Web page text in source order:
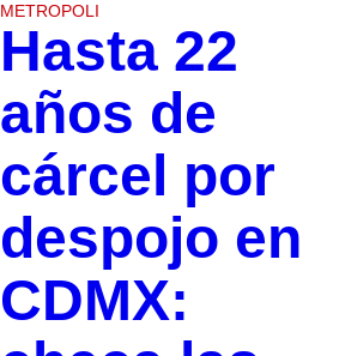
METROPOLI
Hasta 22
años de
cárcel por
despojo en
CDMX: